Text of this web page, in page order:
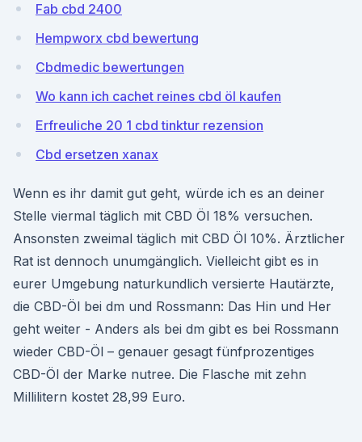
Fab cbd 2400
Hempworx cbd bewertung
Cbdmedic bewertungen
Wo kann ich cachet reines cbd öl kaufen
Erfreuliche 20 1 cbd tinktur rezension
Cbd ersetzen xanax
Wenn es ihr damit gut geht, würde ich es an deiner
Stelle viermal täglich mit CBD Öl 18% versuchen.
Ansonsten zweimal täglich mit CBD Öl 10%. Ärztlicher
Rat ist dennoch unumgänglich. Vielleicht gibt es in
eurer Umgebung naturkundlich versierte Hautärzte,
die CBD-Öl bei dm und Rossmann: Das Hin und Her
geht weiter - Anders als bei dm gibt es bei Rossmann
wieder CBD-Öl – genauer gesagt fünfprozentiges
CBD-Öl der Marke nutree. Die Flasche mit zehn
Millilitern kostet 28,99 Euro.